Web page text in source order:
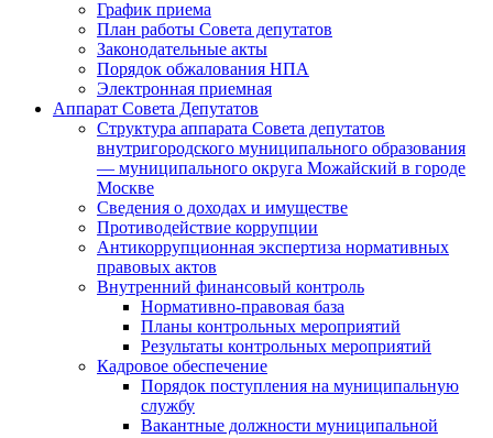
График приема
План работы Совета депутатов
Законодательные акты
Порядок обжалования НПА
Электронная приемная
Аппарат Совета Депутатов
Структура аппарата Совета депутатов
внутригородского муниципального образования
— муниципального округа Можайский в городе
Москве
Сведения о доходах и имуществе
Противодействие коррупции
Антикоррупционная экспертиза нормативных
правовых актов
Внутренний финансовый контроль
Нормативно-правовая база
Планы контрольных мероприятий
Результаты контрольных мероприятий
Кадровое обеспечение
Порядок поступления на муниципальную
службу
Вакантные должности муниципальной